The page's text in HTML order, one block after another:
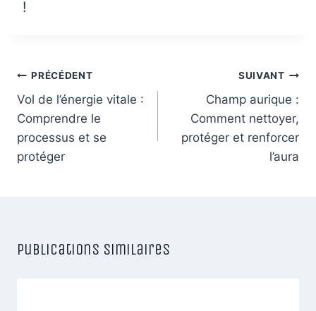
!
Navigation
de
l’article
PRÉCÉDENT
Vol de l’énergie vitale :
Comprendre le
processus et se
protéger
SUIVANT
Champ aurique :
Comment nettoyer,
protéger et renforcer
l’aura
Publications similaires